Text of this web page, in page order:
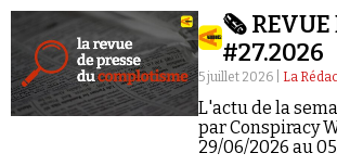
Émissions
Revues de presse
🗞️ REVUE
#27.2026
5 juillet 2026 | La
L'actu de la
par Conspiracy
29/06/2026 au